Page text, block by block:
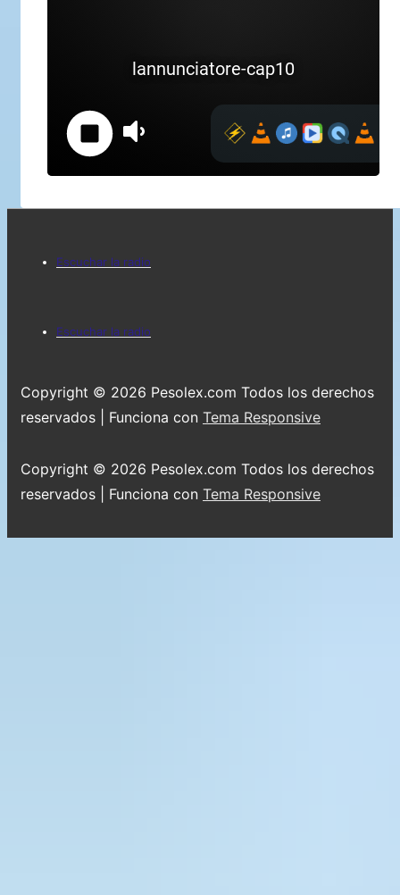
Menú
pie
página
Escuchar la radio
Menú
pie
de
página
Escuchar la radio
Copyright © 2026 Pesolex.com Todos los derechos
reservados
| Funciona con Tema Responsive
Copyright © 2026 Pesolex.com Todos los derechos
reservados
| Funciona con Tema Responsive